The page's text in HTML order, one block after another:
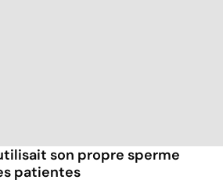
son propre sperme
patientes